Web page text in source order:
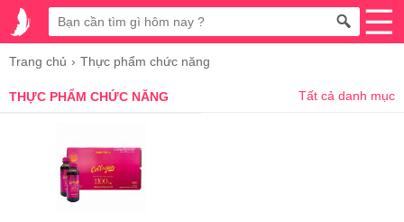
Trang chủ Thực phẩm chức năng
THỰC PHẨM CHỨC NĂNG Tất cả danh mục